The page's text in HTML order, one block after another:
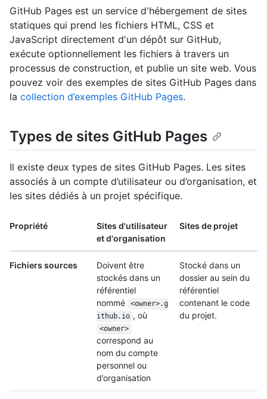
GitHub Pages est un service d'hébergement de sites
statiques qui prend les fichiers HTML, CSS et
JavaScript directement d'un dépôt sur GitHub,
exécute optionnellement les fichiers à travers un
processus de construction, et publie un site web. Vous
pouvez voir des exemples de sites GitHub Pages dans
la collection d’exemples GitHub Pages.
Types de sites GitHub Pages
Il existe deux types de sites GitHub Pages. Les sites
associés à un compte d’utilisateur ou d’organisation, et
les sites dédiés à un projet spécifique.
Propriété
Sites d'utilisateur
et d'organisation
Sites de projet
Fichiers sources
Doivent être
stockés dans un
référentiel
nommé
<owner>.g
ithub.io , où
<owner>
correspond au
nom du compte
personnel ou
d’organisation
Stocké dans un
dossier au sein du
référentiel
contenant le code
du projet.